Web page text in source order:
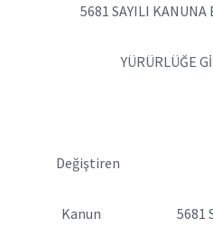
5681 SAYILI KANUNA
YÜRÜRLÜĞE GİRİŞ
Kanun 5681